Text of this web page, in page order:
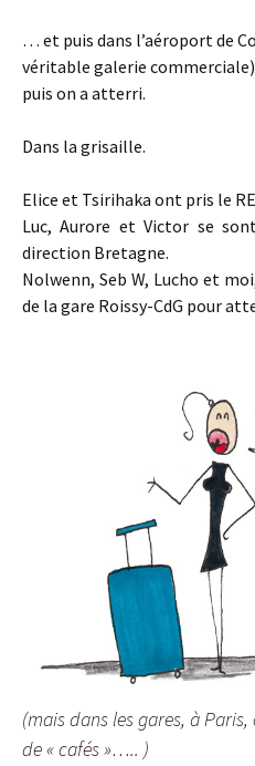
… et puis dans l’aéroport de
véritable galerie
puis on a atterri.
Dans la grisaille.
Elice et Tsirihaka ont pris le
Luc, Aurore et Victor se
direction Bretagne.
Nolwenn, Seb W, Lucho et
de la gare Roissy-CdG pour
(mais dans les gares, à
de « cafés »….. )